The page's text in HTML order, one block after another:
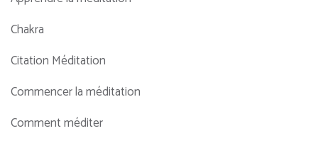
Chakra
Citation Méditation
Commencer la méditation
Comment méditer